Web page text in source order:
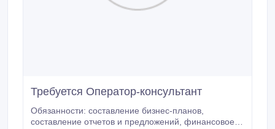
Требуется Оператор-консультант
Обязанности: составление бизнес-планов,
составление отчетов и предложений, финансовое